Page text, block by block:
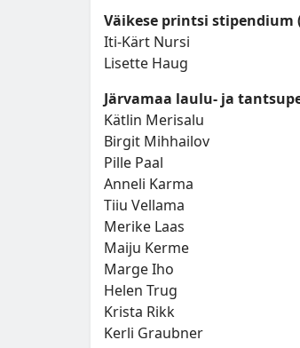
Väikese printsi stipendium
Iti-Kärt Nursi
Lisette Haug
Järvamaa laulu- ja
Kätlin Merisalu
Birgit Mihhailov
Pille Paal
Anneli Karma
Tiiu Vellama
Merike Laas
Maiju Kerme
Marge Iho
Helen Trug
Krista Rikk
Kerli Graubner